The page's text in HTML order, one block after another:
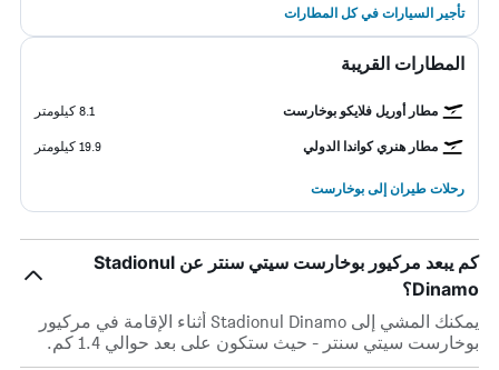
تأجير السيارات في كل المطارات
المطارات القريبة
مطار أوريل فلايكو بوخارست 8.1 كيلومتر
مطار هنري كواندا الدولي 19.9 كيلومتر
رحلات طيران إلى بوخارست
كم يبعد مركيور بوخارست سيتي سنتر عن Stadionul
Dinamo؟
يمكنك المشي إلى Stadionul Dinamo أثناء الإقامة في مركيور
بوخارست سيتي سنتر - حيث ستكون على بعد حوالي 1.4 كم.